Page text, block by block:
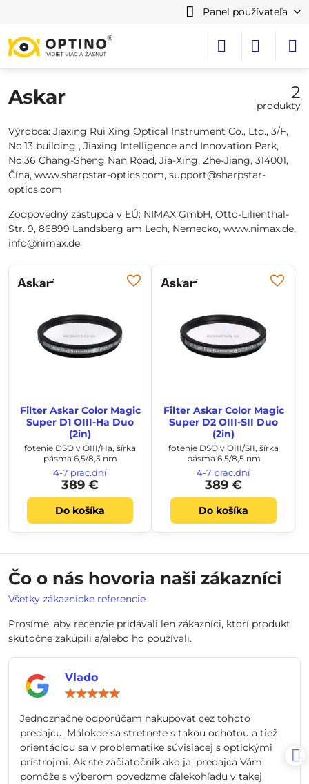
Panel používateľa
Askar 2
produkty
Výrobca: Jiaxing Rui Xing Optical Instrument Co., Ltd., 3/F,
No.13 building , Jiaxing Intelligence and Innovation Park,
No.36 Chang-Sheng Nan Road, Jia-Xing, Zhe-Jiang, 314001,
Čína, www.sharpstar-optics.com, support@sharpstar-
optics.com
Zodpovedný zástupca v EÚ: NIMAX GmbH, Otto-Lilienthal-
Str. 9, 86899 Landsberg am Lech, Nemecko, www.nimax.de,
info@nimax.de
Filter Askar Color Magic
Super D1 OIII-Ha Duo
(2in)
fotenie DSO v OIII/Ha, šírka
pásma 6,5/8,5 nm
4-7 prac.dní
389 €
Do košíka
Filter Askar Color Magic
Super D2 OIII-SII Duo
(2in)
fotenie DSO v OIII/SII, šírka
pásma 6,5/8,5 nm
4-7 prac.dní
389 €
Do košíka
Čo o nás hovoria naši zákazníci
Všetky zákaznícke referencie
Prosíme, aby recenzie pridávali len zákazníci, ktorí produkt
skutočne zakúpili a/alebo ho používali.
Vlado
5
Jednoznačne odporúčam nakupovať cez tohoto
predajcu. Málokde sa stretnete s takou ochotou a tiež
orientáciou sa v problematike súvisiacej s optickými
prístrojmi. Ak ste začiatočník ako ja, predajca Vám
pomôže s výberom povedzme ďalekohľadu v takej